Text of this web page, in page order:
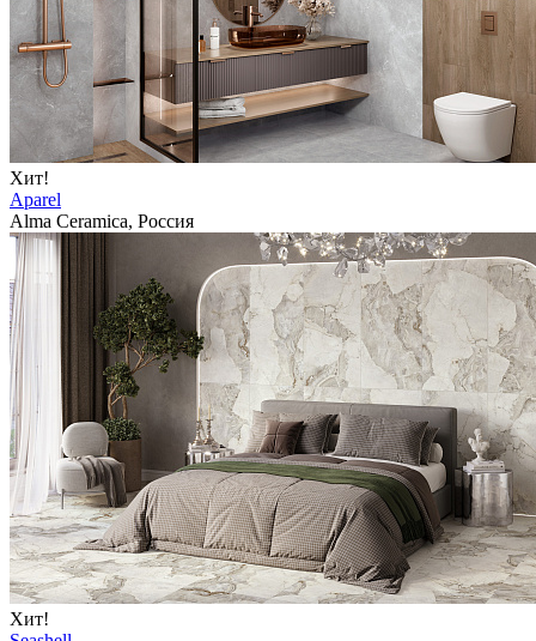
Хит!
Aparel
Alma Ceramica, Россия
Хит!